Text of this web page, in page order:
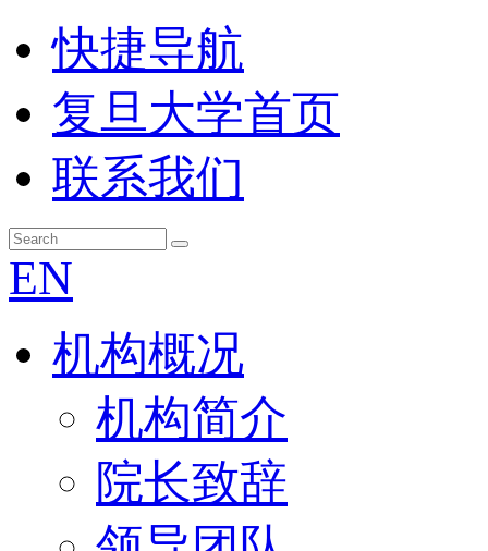
快捷导航
复旦大学首页
联系我们
EN
机构概况
机构简介
院长致辞